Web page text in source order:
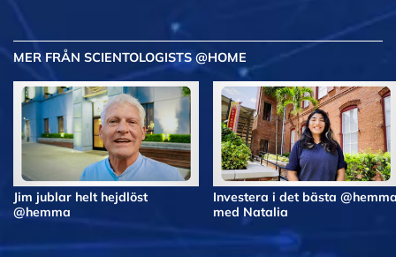
MER FRÅN SCIENTOLOGISTS @HOME
Jim jublar helt hejdlöst
@hemma
Investera i det bästa
med Natalia